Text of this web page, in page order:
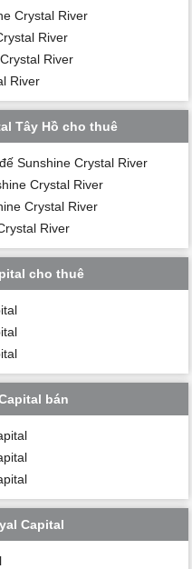
Crystal River
River
River
River
Tây Hồ cho thuê
Sunshine Crystal River
Crystal River
Crystal River
River
cho thuê
bán
Capital